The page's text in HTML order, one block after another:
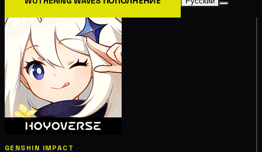
GENSHIN IMPACT